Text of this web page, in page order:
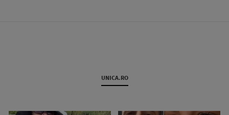
UNICA.RO